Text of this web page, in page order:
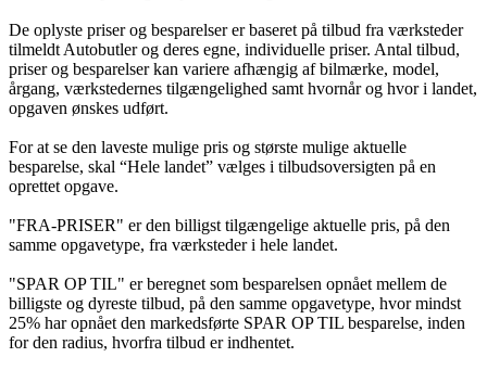
De oplyste priser og besparelser er baseret på tilbud fra værksteder
tilmeldt Autobutler og deres egne, individuelle priser. Antal tilbud,
priser og besparelser kan variere afhængig af bilmærke, model,
årgang, værkstedernes tilgængelighed samt hvornår og hvor i landet,
opgaven ønskes udført.
For at se den laveste mulige pris og største mulige aktuelle
besparelse, skal “Hele landet” vælges i tilbudsoversigten på en
oprettet opgave.
"FRA-PRISER" er den billigst tilgængelige aktuelle pris, på den
samme opgavetype, fra værksteder i hele landet.
"SPAR OP TIL" er beregnet som besparelsen opnået mellem de
billigste og dyreste tilbud, på den samme opgavetype, hvor mindst
25% har opnået den markedsførte SPAR OP TIL besparelse, inden
for den radius, hvorfra tilbud er indhentet.